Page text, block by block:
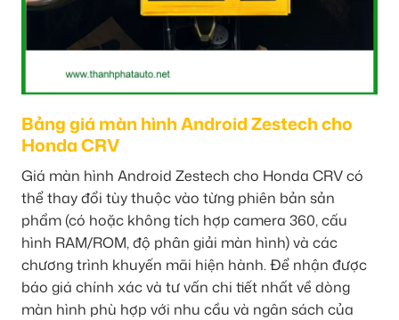
Bảng giá màn hình Android Zestech cho
Honda CRV
Giá màn hình Android Zestech cho Honda CRV có
thể thay đổi tùy thuộc vào từng phiên bản sản
phẩm (có hoặc không tích hợp camera 360, cấu
hình RAM/ROM, độ phân giải màn hình) và các
chương trình khuyến mãi hiện hành. Để nhận được
báo giá chính xác và tư vấn chi tiết nhất về dòng
màn hình phù hợp với nhu cầu và ngân sách của